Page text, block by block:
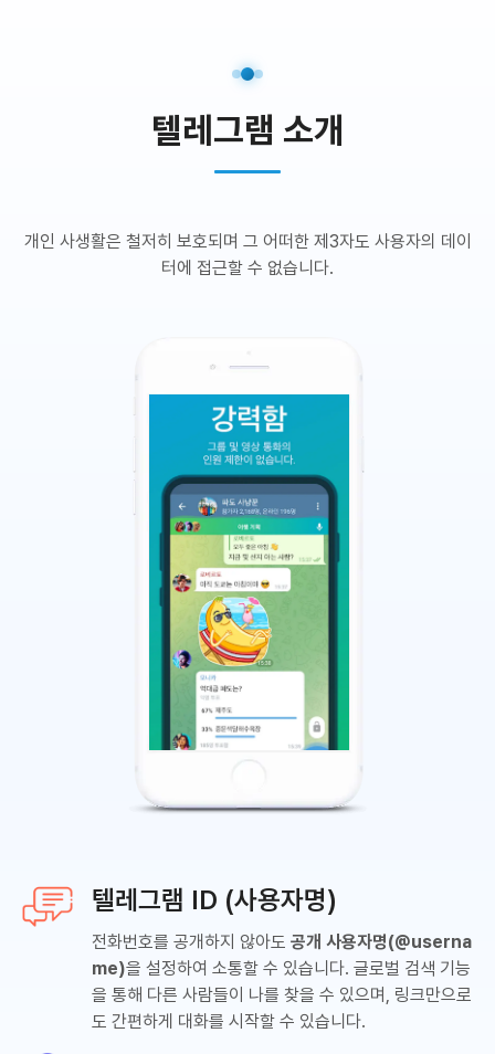
텔레그램 소개
개인 사생활은 철저히 보호되며 그 어떠한 제3자도 사용자의 데이
터에 접근할 수 없습니다.
텔레그램 ID (사용자명)
전화번호를 공개하지 않아도 공개 사용자명(@userna
me)을 설정하여 소통할 수 있습니다. 글로벌 검색 기능
을 통해 다른 사람들이 나를 찾을 수 있으며, 링크만으로
도 간편하게 대화를 시작할 수 있습니다.